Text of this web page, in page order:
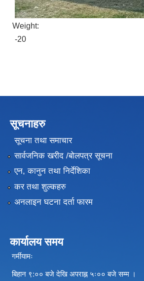
Weight:
-20
सूचनाहरु
सूचना तथा समाचार
सार्वजनिक खरीद /बोलपत्र सूचना
एन, कानुन तथा निर्देशिका
कर तथा शुल्कहरु
अनलाइन घटना दर्ता फारम
कार्यालय समय
गर्मीयामः
बिहान ९:०० बजे देखि अपराह्न ५ः०० बजे सम्म ।